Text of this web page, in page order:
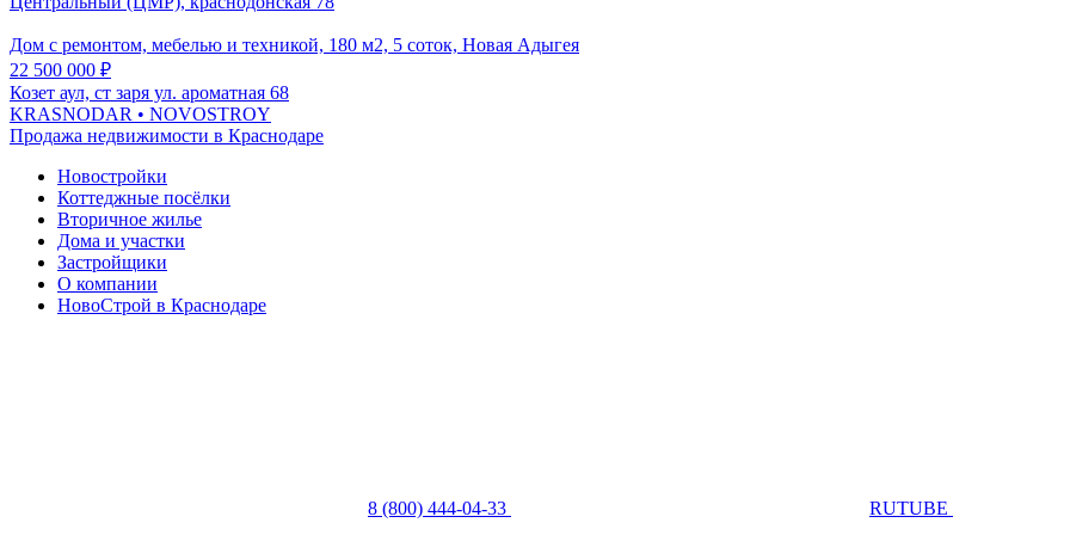
Дом с ремонтом, мебелью и техникой, 180 м2, 5 соток, Новая Адыгея
22 500 000 ₽
Козет аул, ст заря ул. ароматная 68
KRASNODAR • NOVOSTROY
Продажа недвижимости в Краснодаре
Новостройки
Коттеджные посёлки
Вторичное жилье
Дома и участки
Застройщики
О компании
НовоСтрой в Краснодаре
8 (800) 444-04-33 RUTUBE